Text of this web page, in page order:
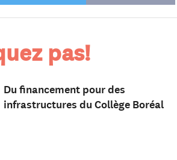
pas!
Du financement pour des
infrastructures du Collège Boréal